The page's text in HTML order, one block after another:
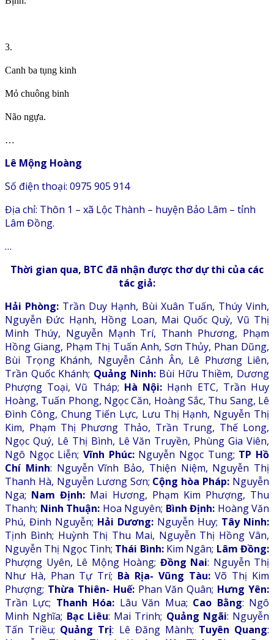
3.
Canh ba tụng kinh
Mỏ chuông binh
Não ngựa.
…
Lê Mộng Hoàng
Số điện thoại: 0975 905 914
Địa chỉ: Thôn 1 – xã Lộc Thành – huyện Bảo Lâm – tỉnh
Lâm Đồng.
…
Thời gian qua, BTC đã nhận được thơ dự thi của các
tác giả:
Hải Phòng: Trần Duy Hạnh, Bùi Xuân Tuấn, Thúy Vinh,
Nguyễn Đức Hạnh, Hồng Loan, Mai Quốc Quỳ, Vũ Thị
Minh Thúy, Nguyễn Mạnh Trí, Thanh Phương, Phạm
Hồng Giang, Phạm Thị Tuấn Anh, Sơn Thủy, Phan Dũng,
Bùi Trọng Khánh, Nguyễn Cảnh Ân, Lê Phương Liên,
Trần Quốc Khánh; Quảng Ninh:Bùi Hữu Thiềm, Dương
Phượng Toại, Vũ Tháp; Hà Nội: Hạnh ETC, Trần Huy
Hoàng, Tuấn Phong, Ngọc Căn, Hoàng Sắc, Thu Sang, Lê
Đình Công, Chung Tiến Lực, Lưu Thị Hạnh, Nguyễn Thị
Kim, Phạm Thị Phương Thảo, Trần Trung, Thế Long,
Ngọc Quý, Lê Thị Bình, Lê Văn Truyền, Phùng Gia Viên,
Ngô Ngọc Liễn; Vĩnh Phúc:Nguyễn Ngọc Tung; TP Hồ
Chí Minh: Nguyễn Vĩnh Bảo, Thiện Niệm, Nguyễn Thị
Thanh Hà, Nguyễn Lương Sơn; Cộng hòa Pháp: Nguyễn
Nga; Nam Định: Mai Hương, Phạm Kim Phượng, Thu
Thanh; Ninh Thuận: Hoa Nguyên; Bình Định: Hoàng Văn
Phú, Đinh Nguyễn; Hải Dương: Nguyễn Huy; Tây Ninh:
Tịnh Bình; Huỳnh Thị Thu Mai, Nguyễn Thị Hồng Vân,
Nguyễn Thị Ngọc Tình; Thái Bình: Kim Ngân; Lâm Đồng:
Phượng Uyên, Lê Mộng Hoàng; Đồng Nai: Nguyễn Thị
Như Hà, Phan Tự Trí; Bà Rịa- Vũng Tàu:Võ Thị Kim
Phượng; Thừa Thiên- Huế:Phan Văn Quân; Hưng Yên:
Trần Lực; Thanh Hóa: Lâu Văn Mua; Cao Bằng: Ngô
Minh Nghĩa; Bạc Liêu: Mai Trinh; Quảng Ngãi: Nguyễn
Tấn Triều; Quảng Trị: Lê Đăng Mành; Tuyên Quang: